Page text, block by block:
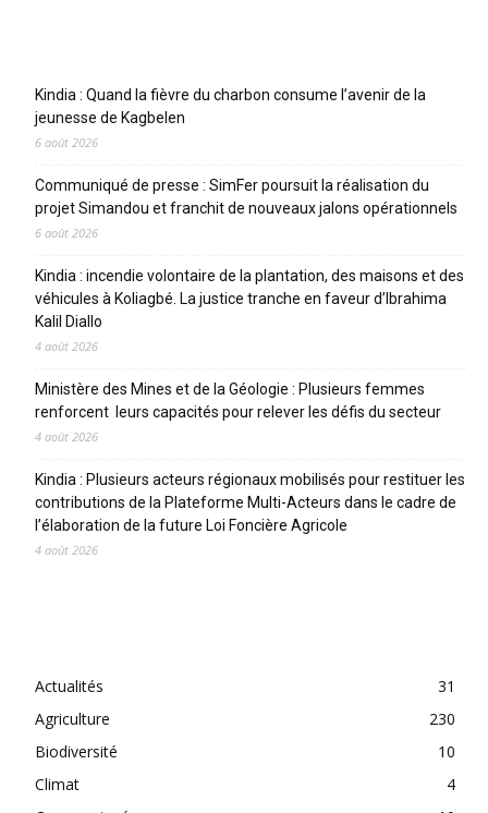
Kindia : Quand la fièvre du charbon consume l’avenir de la
jeunesse de Kagbelen
6 août 2026
Communiqué de presse : SimFer poursuit la réalisation du
projet Simandou et franchit de nouveaux jalons opérationnels
6 août 2026
Kindia : incendie volontaire de la plantation, des maisons et des
véhicules à Koliagbé. La justice tranche en faveur d’Ibrahima
Kalil Diallo
4 août 2026
Ministère des Mines et de la Géologie : Plusieurs femmes
renforcent leurs capacités pour relever les défis du secteur
4 août 2026
Kindia : Plusieurs acteurs régionaux mobilisés pour restituer les
contributions de la Plateforme Multi-Acteurs dans le cadre de
l’élaboration de la future Loi Foncière Agricole
4 août 2026
Actualités
31
Agriculture
230
Biodiversité
10
Climat
4